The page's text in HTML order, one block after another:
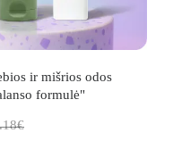
ir mišrios odos
formulė"